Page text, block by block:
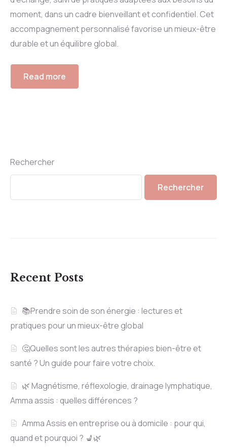
moment, dans un cadre bienveillant et confidentiel. Cet
accompagnement personnalisé favorise un mieux-être
durable et un équilibre global.
Read more
Rechercher
Rechercher
Recent Posts
📚Prendre soin de son énergie : lectures et
pratiques pour un mieux-être global
🤔Quelles sont les autres thérapies bien-être et
santé ? Un guide pour faire votre choix.
🌿 Magnétisme, réflexologie, drainage lymphatique,
Amma assis : quelles différences ?
Amma Assis en entreprise ou à domicile : pour qui,
quand et pourquoi ? 💺🌿